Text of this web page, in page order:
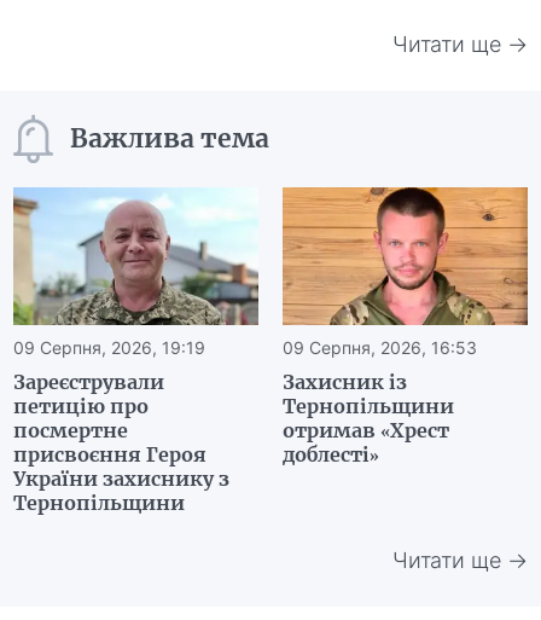
Читати ще →
Важлива тема
09 Серпня, 2026, 19:19
Зареєстрували
петицію про
посмертне
присвоєння Героя
України захиснику з
Тернопільщини
09 Серпня, 2026, 16:53
Захисник із
Тернопільщини
отримав «Хрест
доблесті»
Читати ще →